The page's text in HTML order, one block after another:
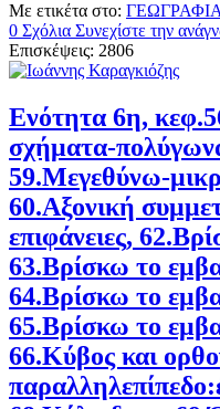
Με ετικέτα στο:
0 Σχόλια Συνεχίστε την
Επισκέψεις: 2806
Ενότητα 6η,
σχήματα-
59.Μεγεθύνω-
60.Αξονική
επιφάνειες,
63.Βρίσκω το
64.Βρίσκω το
65.Βρίσκω το
66.Κύβος και